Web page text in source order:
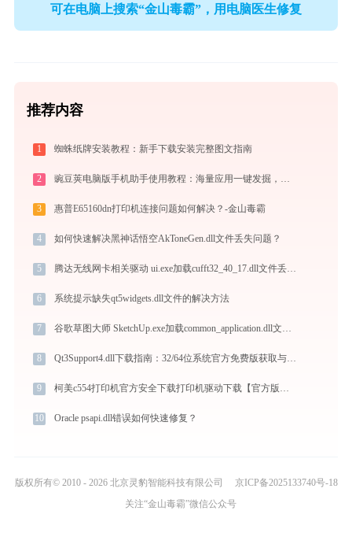
可在电脑上搜索“金山毒霸”，用电脑医生修复
推荐内容
1 蜘蛛纸牌安装教程：新手下载安装完整图文指南
2 豌豆荚电脑版手机助手使用教程：海量应用一键发掘，电脑轻松管理安卓手机
3 惠普E65160dn打印机连接问题如何解决？-金山毒霸
4 如何快速解决黑神话悟空AkToneGen.dll文件丢失问题？
5 腾达无线网卡相关驱动 ui.exe加载cufft32_40_17.dll文件丢失处理办法
6 系统提示缺失qt5widgets.dll文件的解决方法
7 谷歌草图大师 SketchUp.exe加载common_application.dll文件丢失处理办法
8 Qt3Support4.dll下载指南：32/64位系统官方免费版获取与修复教程
9 柯美c554打印机官方安全下载打印机驱动下载【官方版免费】安装教程
10 Oracle psapi.dll错误如何快速修复？
版权所有© 2010 - 2026 北京灵豹智能科技有限公司
京ICP备2025133740号-18
关注“金山毒霸”微信公众号